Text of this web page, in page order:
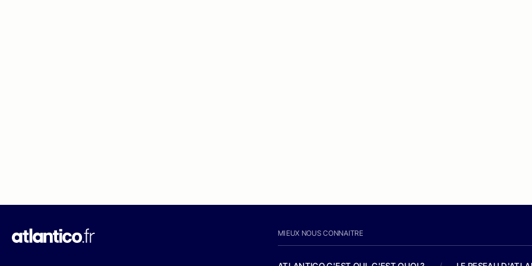
MIEUX NOUS CONNAITRE